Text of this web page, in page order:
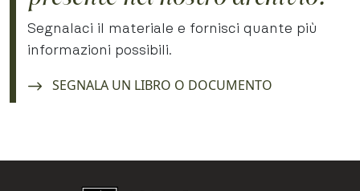
Segnalaci il materiale e fornisci quante più
informazioni possibili.
Navigate to:
SEGNALA UN LIBRO O DOCUMENTO